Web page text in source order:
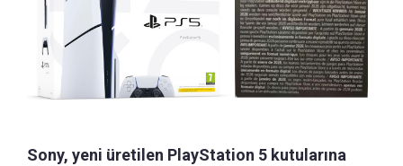
Sony, yeni üretilen PlayStation 5 kutularına